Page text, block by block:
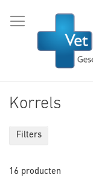
naar
Korrels
16 producten
Filters